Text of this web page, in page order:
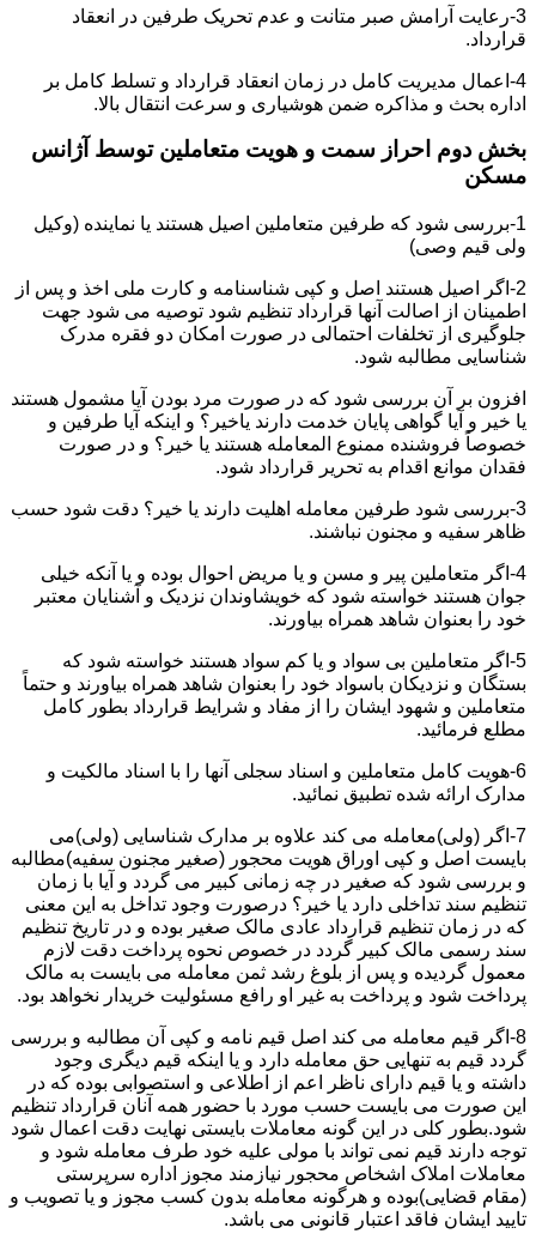
3-رعایت آرامش صبر متانت و عدم تحریک طرفین در انعقاد
قرارداد.
4-اعمال مدیریت کامل در زمان انعقاد قرارداد و تسلط کامل بر
اداره بحث و مذاکره ضمن هوشیاری و سرعت انتقال بالا.
بخش دوم احراز سمت و هویت متعاملین توسط آژانس
مسکن
1-بررسی شود که طرفین متعاملین اصیل هستند یا نماینده (وکیل
ولی قیم وصی)
2-اگر اصیل هستند اصل و کپی شناسنامه و کارت ملی اخذ و پس از
اطمینان از اصالت آنها قرارداد تنظیم شود توصیه می شود جهت
جلوگیری از تخلفات احتمالی در صورت امکان دو فقره مدرک
شناسایی مطالبه شود.
افزون بر آن بررسی شود که در صورت مرد بودن آیا مشمول هستند
یا خیر و آیا گواهی پایان خدمت دارند یاخیر؟ و اینکه آیا طرفین و
خصوصاً فروشنده ممنوع المعامله هستند یا خیر؟ و در صورت
فقدان موانع اقدام به تحریر قرارداد شود.
3-بررسی شود طرفین معامله اهلیت دارند یا خیر؟ دقت شود حسب
ظاهر سفیه و مجنون نباشند.
4-اگر متعاملین پیر و مسن و یا مریض احوال بوده و یا آنکه خیلی
جوان هستند خواسته شود که خویشاوندان نزدیک و آشنایان معتبر
خود را بعنوان شاهد همراه بیاورند.
5-اگر متعاملین بی سواد و یا کم سواد هستند خواسته شود که
بستگان و نزدیکان باسواد خود را بعنوان شاهد همراه بیاورند و حتماً
متعاملین و شهود ایشان را از مفاد و شرایط قرارداد بطور کامل
مطلع فرمائید.
6-هویت کامل متعاملین و اسناد سجلی آنها را با اسناد مالکیت و
مدارک ارائه شده تطبیق نمائید.
7-اگر (ولی)معامله می کند علاوه بر مدارک شناسایی (ولی)می
بایست اصل و کپی اوراق هویت محجور (صغیر مجنون سفیه)مطالبه
و بررسی شود که صغیر در چه زمانی کبیر می گردد و آیا با زمان
تنظیم سند تداخلی دارد یا خیر؟ درصورت وجود تداخل به این معنی
که در زمان تنظیم قرارداد عادی مالک صغیر بوده و در تاریخ تنظیم
سند رسمی مالک کبیر گردد در خصوص نحوه پرداخت دقت لازم
معمول گردیده و پس از بلوغ رشد ثمن معامله می بایست به مالک
پرداخت شود و پرداخت به غیر او رافع مسئولیت خریدار نخواهد بود.
8-اگر قیم معامله می کند اصل قیم نامه و کپی آن مطالبه و بررسی
گردد قیم به تنهایی حق معامله دارد و یا اینکه قیم دیگری وجود
داشته و یا قیم دارای ناظر اعم از اطلاعی و استصوابی بوده که در
این صورت می بایست حسب مورد با حضور همه آنان قرارداد تنظیم
شود.بطور کلی در این گونه معاملات بایستی نهایت دقت اعمال شود
توجه دارند قیم نمی تواند با مولی علیه خود طرف معامله شود و
معاملات املاک اشخاص محجور نیازمند مجوز اداره سرپرستی
(مقام قضایی)بوده و هرگونه معامله بدون کسب مجوز و یا تصویب و
تایید ایشان فاقد اعتبار قانونی می باشد.